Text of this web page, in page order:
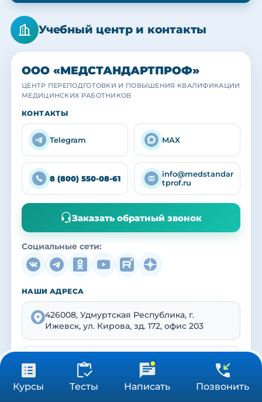
Курсы Тесты Написать Позвонить
Учебный центр и контакты
Учебный центр
Практика с действующими специалистами
Наша команда
Преподаватели и кураторы центра
Выпускники
Вручение удостоверений и сертификатов
ООО «МЕДСТАНДАРТПРОФ»
ЦЕНТР ПЕРЕПОДГОТОВКИ И ПОВЫШЕНИЯ КВАЛИФИКАЦИИ
МЕДИЦИНСКИХ РАБОТНИКОВ
КОНТАКТЫ
Telegram MAX
8 (800) 550-08-61
info@medstandar
tprof.ru
Заказать обратный звонок
Социальные сети:
НАШИ АДРЕСА
426008, Удмуртская Республика, г.
Ижевск, ул. Кирова, зд. 172, офис 203
107076, Россия, Москва, Колодезный, д. 14,
Э 6 П XIII КОМ 8 ОФ 7
от 90 000 ₽
ПСА Получить консультацию